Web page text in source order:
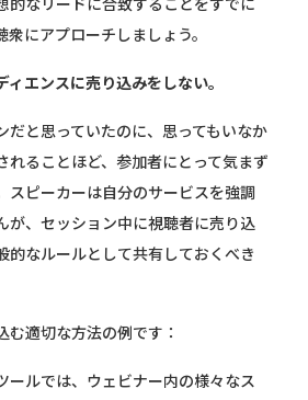
にアプローチしましょう。
エンスに売り込みをしない。
だと思っていたのに、思ってもいなか
れることほど、参加者にとって気まず
スピーカーは自分のサービスを強調
が、セッション中に視聴者に売り込
的なルールとして共有しておくべき
適切な方法の例です：
ールでは、ウェビナー内の様々なス